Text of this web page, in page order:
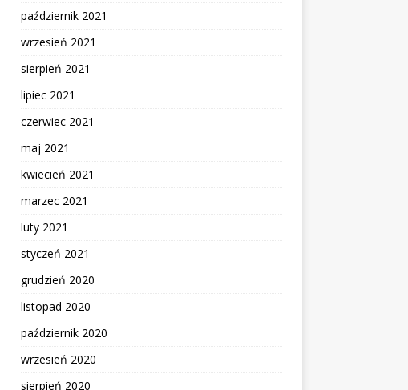
październik 2021
wrzesień 2021
sierpień 2021
lipiec 2021
czerwiec 2021
maj 2021
kwiecień 2021
marzec 2021
luty 2021
styczeń 2021
grudzień 2020
listopad 2020
październik 2020
wrzesień 2020
sierpień 2020